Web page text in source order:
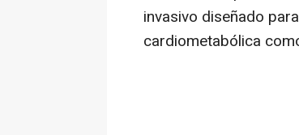
invasivo diseñado
cardiometabólica